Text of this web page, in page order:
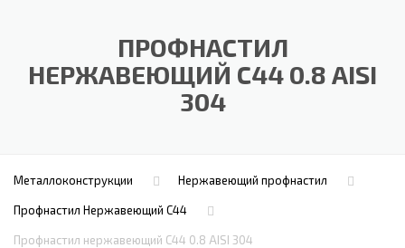
ПРОФНАСТИЛ
НЕРЖАВЕЮЩИЙ С44 0.8 AISI
304
Металлоконструкции Нержавеющий профнастил
Профнастил Hержавеющий С44
Профнастил нержавеющий С44 0.8 AISI 304